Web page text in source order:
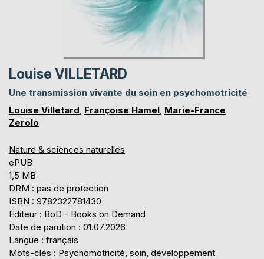
Louise VILLETARD
Une transmission vivante du soin en psychomotricité
Louise Villetard, Françoise Hamel, Marie-France
Zerolo
Nature & sciences naturelles
ePUB
1,5 MB
DRM : pas de protection
ISBN : 9782322781430
Éditeur : BoD - Books on Demand
Date de parution : 01.07.2026
Langue : français
Mots-clés : Psychomotricité, soin, développement